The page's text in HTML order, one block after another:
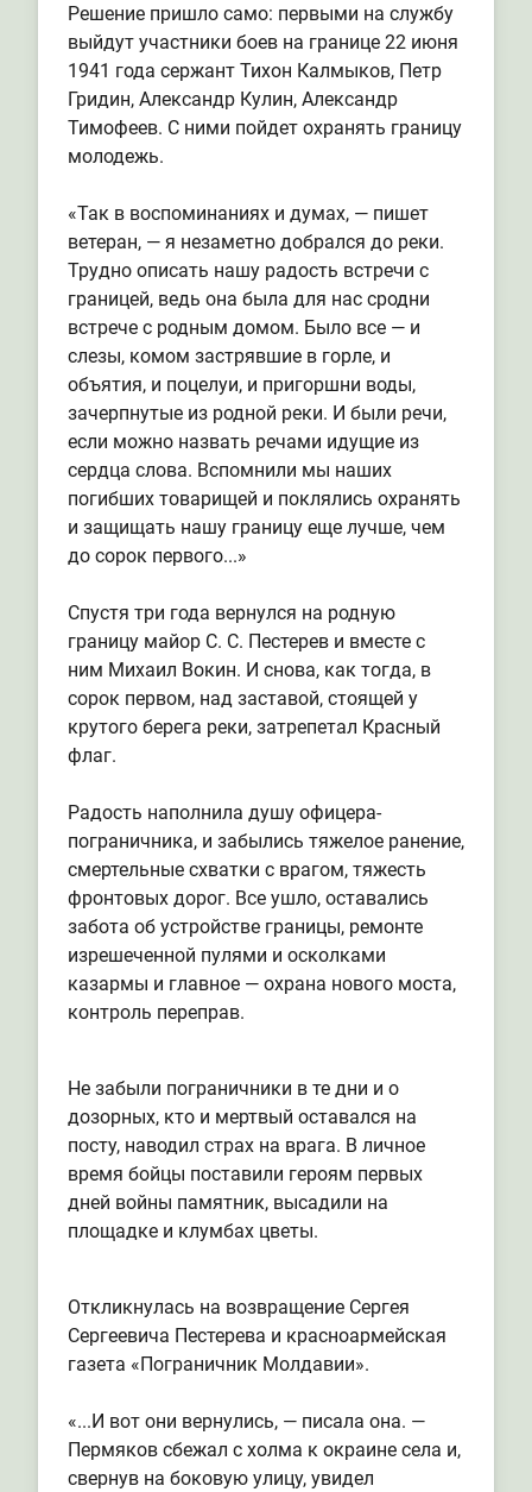
Решение пришло само: первыми на службу
выйдут участники боев на границе 22 июня
1941 года сержант Тихон Калмыков, Петр
Гридин, Александр Кулин, Александр
Тимофеев. С ними пойдет охранять границу
молодежь.
«Так в воспоминаниях и думах, — пишет
ветеран, — я незаметно добрался до реки.
Трудно описать нашу радость встречи с
границей, ведь она была для нас сродни
встрече с родным домом. Было все — и
слезы, комом застрявшие в горле, и
объятия, и поцелуи, и пригоршни воды,
зачерпнутые из родной реки. И были речи,
если можно назвать речами идущие из
сердца слова. Вспомнили мы наших
погибших товарищей и поклялись охранять
и защищать нашу границу еще лучше, чем
до сорок первого...»
Спустя три года вернулся на родную
границу майор С. С. Пестерев и вместе с
ним Михаил Вокин. И снова, как тогда, в
сорок первом, над заставой, стоящей у
крутого берега реки, затрепетал Красный
флаг.
Радость наполнила душу офицера-
пограничника, и забылись тяжелое ранение,
смертельные схватки с врагом, тяжесть
фронтовых дорог. Все ушло, оставались
забота об устройстве границы, ремонте
изрешеченной пулями и осколками
казармы и главное — охрана нового моста,
контроль переправ.
Не забыли пограничники в те дни и о
дозорных, кто и мертвый оставался на
посту, наводил страх на врага. В личное
время бойцы поставили героям первых
дней войны памятник, высадили на
площадке и клумбах цветы.
Откликнулась на возвращение Сергея
Сергеевича Пестерева и красноармейская
газета «Пограничник Молдавии».
«...И вот они вернулись, — писала она. —
Пермяков сбежал с холма к окраине села и,
свернув на боковую улицу, увидел